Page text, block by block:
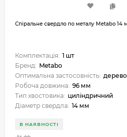
Спіральне свердло по металу Metabo 14
Комплектація: 1 шт
Бренд: Metabo
Оптимальна застосовність:
Робоча довжина: 96 мм
Тип хвостовика: циліндричний
Діаметр свердла: 14 мм
В НАЯВНОСТІ